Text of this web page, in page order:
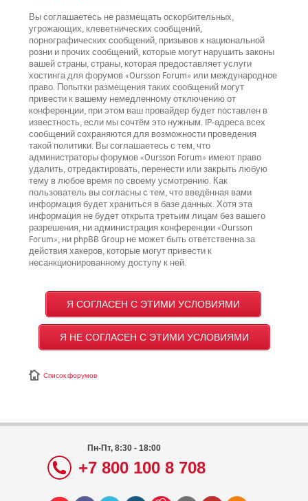
Вы соглашаетесь не размещать оскорбительных,
угрожающих, клеветнических сообщений,
порнографических сообщений, призывов к национальной
розни и прочих сообщений, которые могут нарушить законы
вашей страны, страны, которая предоставляет услуги
хостинга для форумов «Oursson Forum» или международное
право. Попытки размещения таких сообщений могут
привести к вашему немедленному отключению от
конференции, при этом ваш провайдер будет поставлен в
известность, если мы сочтём это нужным. IP-адреса всех
сообщений сохраняются для возможности проведения
такой политики. Вы соглашаетесь с тем, что
администраторы форумов «Oursson Forum» имеют право
удалить, отредактировать, перенести или закрыть любую
тему в любое время по своему усмотрению. Как
пользователь вы согласны с тем, что введённая вами
информация будет храниться в базе данных. Хотя эта
информация не будет открыта третьим лицам без вашего
разрешения, ни администрация конференции «Oursson
Forum», ни phpBB Group не может быть ответственна за
действия хакеров, которые могут привести к
несанкционированному доступу к ней.
Список форумов
Пн-Пт, 8:30 - 18:00
+7 800 100 8 708